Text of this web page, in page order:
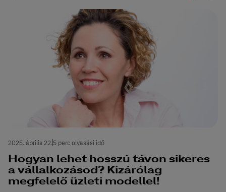
Hogyan lehet hosszú távon sikeres
a vállalkozásod? Kizárólag
megfelelő üzleti modellel!
2025. április 22.5 perc olvasási idő